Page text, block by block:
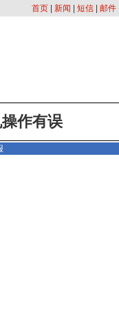
首页 新闻 短信 邮件
作有误